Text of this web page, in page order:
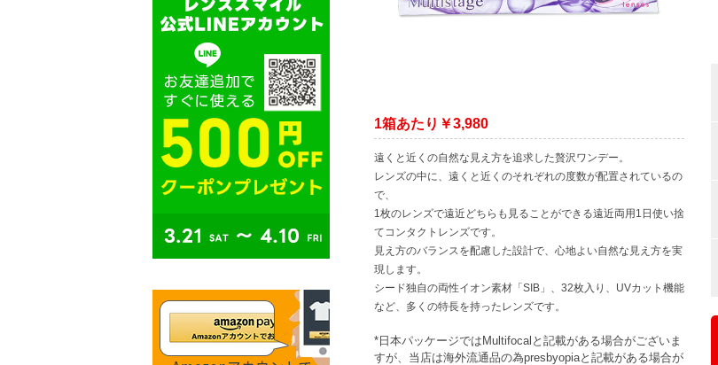
1箱あたり￥3,980
遠くと近くの自然な見え方を追求した贅沢ワンデー。
レンズの中に、遠くと近くのそれぞれの度数が配置されているの
で、
1枚のレンズで遠近どちらも見ることができる遠近両用1日使い捨
てコンタクトレンズです。
見え方のバランスを配慮した設計で、心地よい自然な見え方を実
現します。
シード独自の両性イオン素材「SIB」、32枚入り、UVカット機能
など、多くの特長を持ったレンズです。
*日本パッケージではMultifocalと記載がある場合がございま
すが、当店は海外流通品の為presbyopiaと記載がある場合が